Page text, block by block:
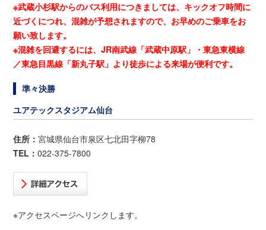
※武蔵小杉駅からのバス利用につきましては、キックオフ時間に
近づくにつれ、混雑が予想されますので、お早めのご乗車をお
願い致します。
※混雑を回避するには、JR南武線「武蔵中原駅」・東急東横線
／東急目黒線「新丸子駅」より徒歩による来場が便利です。
準々決勝
ユアテックスタジアム仙台
住所：宮城県仙台市泉区七北田字柳78
TEL：022-375-7800
※アクセスページへリンクします。